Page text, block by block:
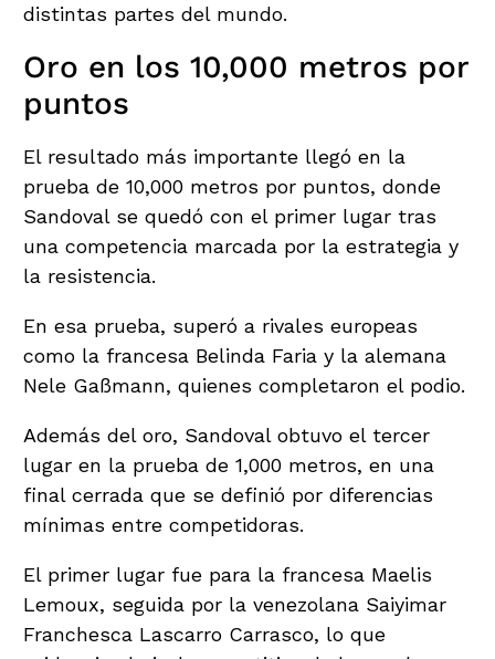
distintas partes del mundo.
Oro en los 10,000 metros por
puntos
El resultado más importante llegó en la
prueba de 10,000 metros por puntos, donde
Sandoval se quedó con el primer lugar tras
una competencia marcada por la estrategia y
la resistencia.
En esa prueba, superó a rivales europeas
como la francesa Belinda Faria y la alemana
Nele Gaßmann, quienes completaron el podio.
Además del oro, Sandoval obtuvo el tercer
lugar en la prueba de 1,000 metros, en una
final cerrada que se definió por diferencias
mínimas entre competidoras.
El primer lugar fue para la francesa Maelis
Lemoux, seguida por la venezolana Saiyimar
Franchesca Lascarro Carrasco, lo que